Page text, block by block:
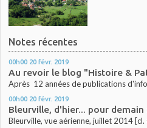
Notes récentes
00h00 20 févr. 2019
Au revoir le blog "Histoire &
Après 12 années de publications
00h00 20 févr. 2019
Bleurville, d'hier... pour demain
Bleurville, vue aérienne, juillet 2014 [cl.